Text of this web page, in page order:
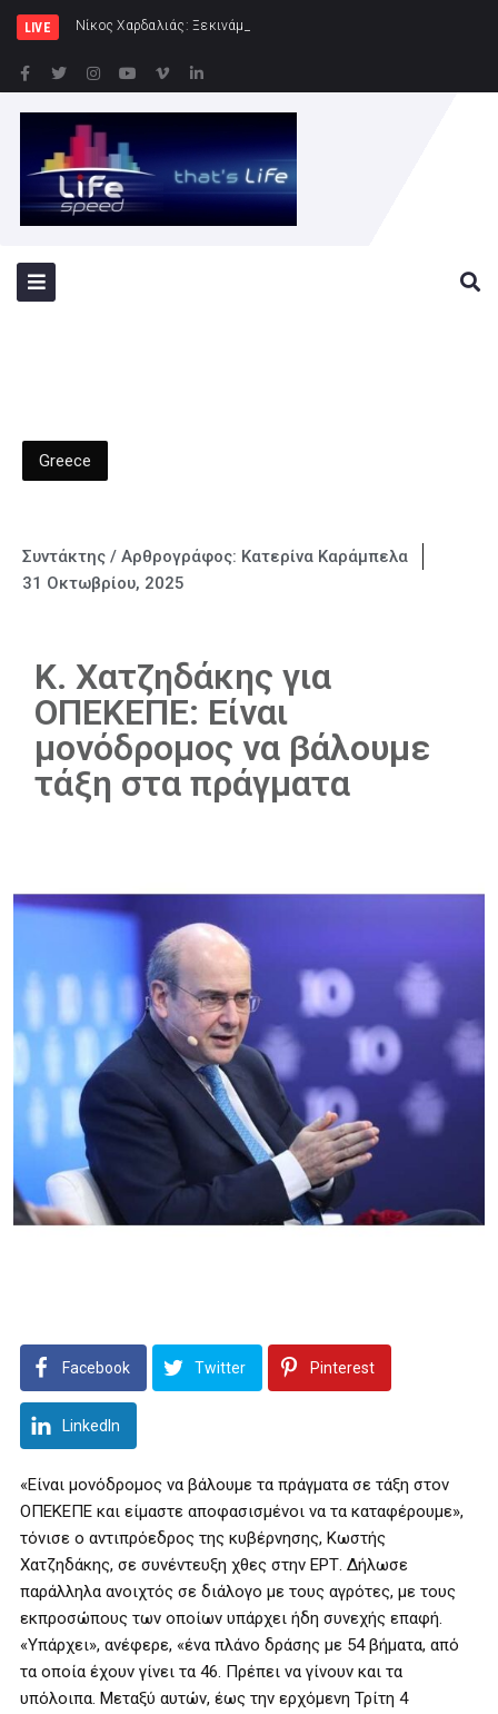
LIVE Νίκος Χαρδαλιάς: Ξεκινάμε στην Ηλιούπολη την κατασκ
Greece
Συντάκτης / Αρθρογράφος: Κατερίνα Καράμπελα
31 Οκτωβρίου, 2025
Κ. Χατζηδάκης για
ΟΠΕΚΕΠΕ: Είναι
μονόδρομος να βάλουμε
τάξη στα πράγματα
Facebook Twitter Pinterest
LinkedIn
«Είναι μονόδρομος να βάλουμε τα πράγματα σε τάξη στον
ΟΠΕΚΕΠΕ και είμαστε αποφασισμένοι να τα καταφέρουμε»,
τόνισε ο αντιπρόεδρος της κυβέρνησης, Κωστής
Χατζηδάκης, σε συνέντευξη χθες στην ΕΡΤ. Δήλωσε
παράλληλα ανοιχτός σε διάλογο με τους αγρότες, με τους
εκπροσώπους των οποίων υπάρχει ήδη συνεχής επαφή.
«Υπάρχει», ανέφερε, «ένα πλάνο δράσης με 54 βήματα, από
τα οποία έχουν γίνει τα 46. Πρέπει να γίνουν και τα
υπόλοιπα. Μεταξύ αυτών, έως την ερχόμενη Τρίτη 4